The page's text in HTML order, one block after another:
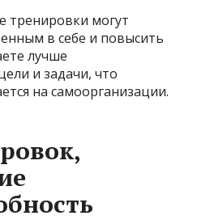
тренировки могут
в себе и повысить
лучше
и задачи, что
на самоорганизации.